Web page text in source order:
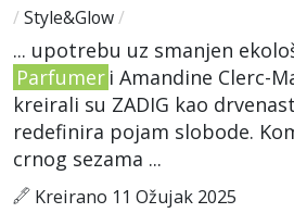
/ Style&Glow/
... upotrebu uz smanjen
Parfumer i Amandine Clerc-
kreirali su ZADIG kao
redefinira pojam slobode.
crnog sezama ...
Kreirano 11 Ožujak 2025